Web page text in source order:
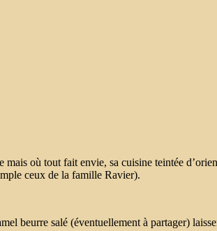
mais où tout fait envie, sa cuisine teintée
ceux de la famille Ravier).
beurre salé (éventuellement à partager)